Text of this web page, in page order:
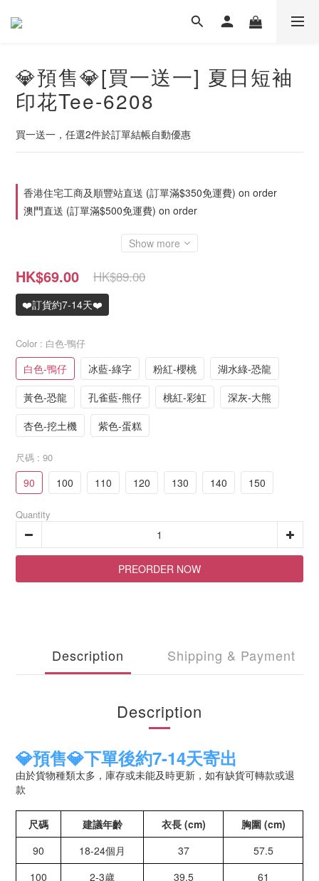
💎預售💎[買一送一] 夏日短袖
印花Tee-6208
買一送一，任選2件於訂單結帳自動優惠
香港住宅工商及順豐站直送 (訂單滿$350免運費) on order
澳門直送 (訂單滿$500免運費) on order
Show more
HK$69.00 HK$89.00
❤️訂貨約7-14天❤️
Color : 白色-鴨仔
白色-鴨仔 冰藍-綠字 粉紅-櫻桃
湖水綠-恐龍
黃色-恐龍
孔雀藍-熊仔 桃紅-彩虹
深灰-大熊
杏色-挖土機
紫色-蛋糕
尺碼 : 90
90 100 110 120 130 140 150
Quantity
PREORDER NOW
Description Shipping & Payment
Description
💎預售💎下單後約7-14天寄出
由於貨物種類太多，庫存或未能及時更新，如有缺貨可轉款或退
款
尺碼 建議年齡 衣長 (cm)
胸圍 (cm)
90
18-24個月 37
57.5
100
2-3歲 39.5
61